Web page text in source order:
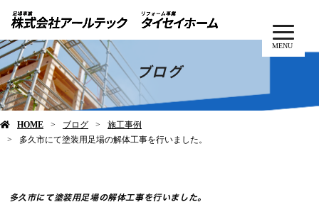
MENU
ブログ
HOME ブログ
施工事例
多久市にて塗装用足場の解体工事を行いました。
多久市にて塗装用足場の解体工事を行いました。